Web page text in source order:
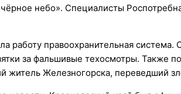
небо». Специалисты
работу правоохранительная
за фальшивые техосмотры. Также
житель Железногорска, переведший